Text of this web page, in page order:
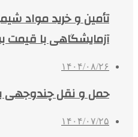
تأمین و خرید مواد
آزمایشگاهی با قیمت
۱۴۰۴/۰۸/۲۶
حمل و نقل چندوجهی
۱۴۰۴/۰۷/۲۵